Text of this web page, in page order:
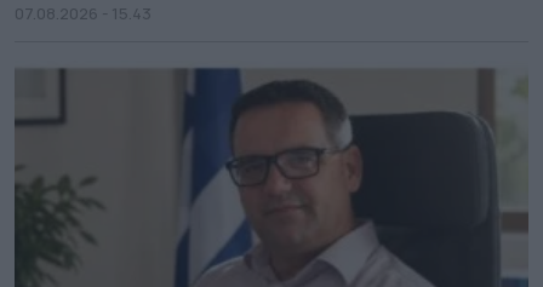
07.08.2026 - 15.43